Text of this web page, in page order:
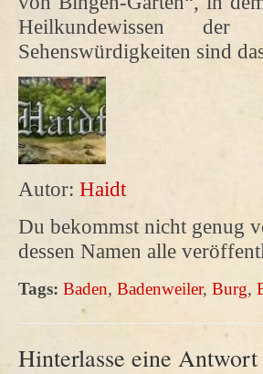
Heilkundewissen
Sehenswürdigkeiten sind
Autor: Haidt
Du bekommst nicht genug
dessen Namen alle
Tags: Baden, Badenweiler, Burg,
Hinterlasse eine Antwort